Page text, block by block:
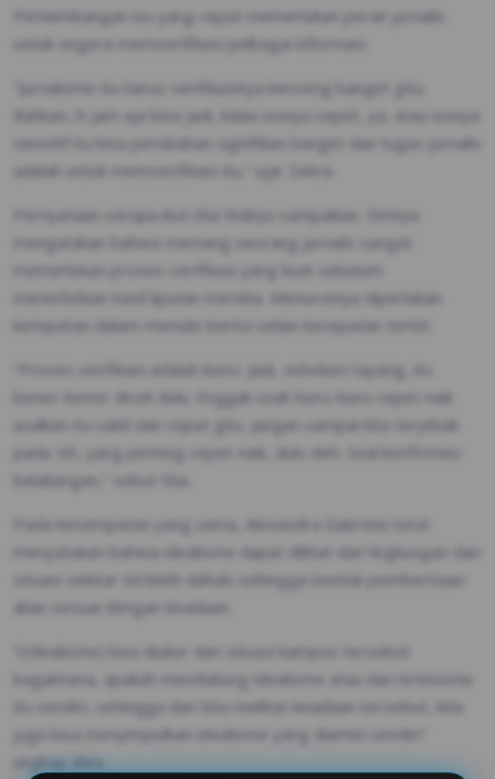
Perkembangan isu yang cepat memerlukan peran jurnalis
untuk segera memverifikasi pelbagai informasi.
“Jurnalisme itu harus verifikasinya kenceng banget gitu.
Bahkan, h-jam aja bisa jadi, kalau isunya cepet, ya, atau isunya
sensitif itu bisa perubahan signifikan banget dan tugas jurnalis
adalah untuk memverifikasi itu,” ujar Zahra.
Pernyataan serupa ikut Eka Wahyu sampaikan. Dirinya
mengatakan bahwa memang seorang jurnalis sangat
memerlukan proses verifikasi yang kuat sebelum
menerbitkan hasil liputan mereka. Menurutnya diperlukan
ketepatan dalam menulis berita selain kecepatan terbit.
“Proses verifikasi adalah kunci. Jadi, sebelum tayang, itu
bener-bener dicek dulu. Enggak usah buru-buru cepet naik
asalkan itu valid dan cepat gitu. Jangan sampai kita terjebak
pada ‘eh, yang penting cepet naik, dulu deh. Soal konfirmasi
belakangan,” sebut Eka.
Pada kesempatan yang sama, Alexandra Gabriela turut
menyatakan bahwa idealisme dapat dilihat dari lingkungan dan
situasi sekitar terlebih dahulu sehingga bentuk pemberitaan
akan sesuai dengan keadaan.
“(Idealisme) bisa diukur dari situasi kampus tersebut
bagaimana, apakah mendukung idealisme atau dari kritisisme
itu sendiri, sehingga dari kita melihat keadaan tersebut, kita
juga bisa menyimpulkan idealisme yang diamini sendiri”
ungkap Alex.